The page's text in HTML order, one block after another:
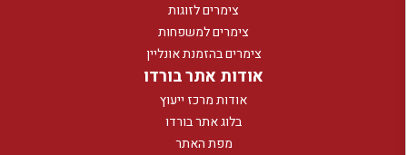
צימרים לזוגות
צימרים למשפחות
צימרים בהזמנת אונליין
אודות אתר בורדו
אודות מרכז ייעוץ
בלוג אתר בורדו
מפת האתר